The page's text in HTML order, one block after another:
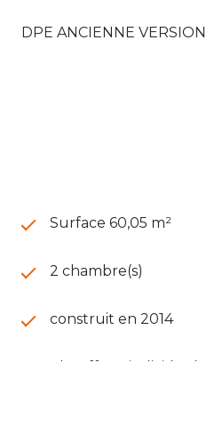
DPE ANCIENNE VERSION
Surface 60,05 m²
2 chambre(s)
construit en 2014
Chauffage individuel :